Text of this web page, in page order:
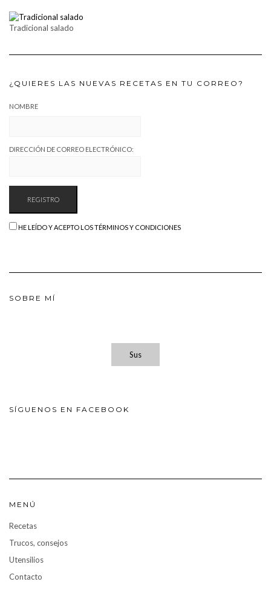
Tradicional salado
¿QUIERES LAS NUEVAS RECETAS EN TU CORREO?
NOMBRE
DIRECCIÓN DE CORREO ELECTRÓNICO:
HE LEÍDO Y ACEPTO LOS TÉRMINOS Y CONDICIONES
SOBRE MÍ
Sus
SÍGUENOS EN FACEBOOK
MENÚ
Recetas
Trucos, consejos
Utensilios
Contacto